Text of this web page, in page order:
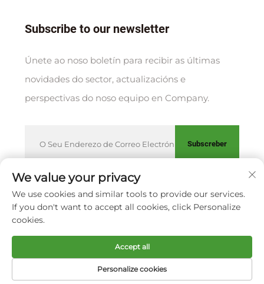
Subscribe to our newsletter
Únete ao noso boletín para recibir as últimas
novidades do sector, actualizacións e
perspectivas do noso equipo en Company.
Subscreber
Copyright © XIAMEN HUAKANG ORTHOPEDIC CO., LTD.
Política de privacidade
Scroll to top
We value your privacy
We use cookies and similar tools to provide our services.
If you don't want to accept all cookies, click Personalize
cookies.
Personalize cookies
Accept all